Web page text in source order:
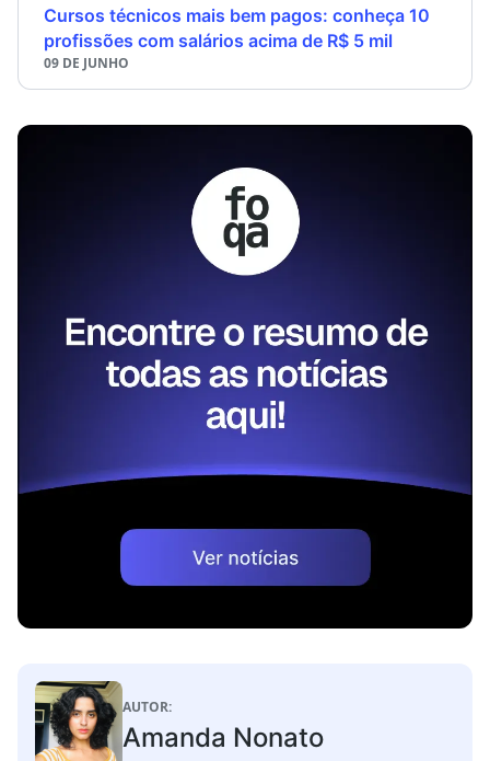
Cursos técnicos mais bem pagos: conheça 10
profissões com salários acima de R$ 5 mil
09 DE JUNHO
AUTOR:
Amanda Nonato